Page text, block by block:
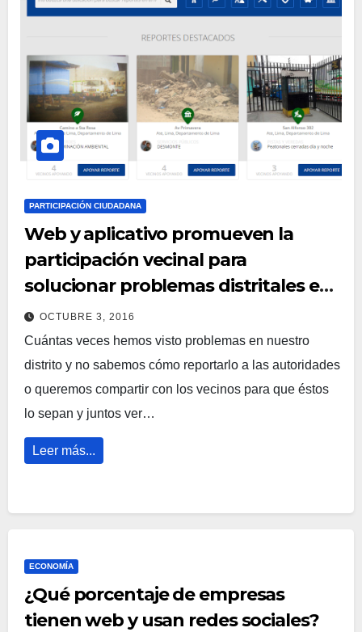
PARTICIPACIÓN CIUDADANA
Web y aplicativo promueven la
participación vecinal para
solucionar problemas distritales en
AteOCTUBRE 3, 2016
Cuántas veces hemos visto problemas en nuestro
distrito y no sabemos cómo reportarlo a las autoridades
o queremos compartir con los vecinos para que éstos
lo sepan y juntos ver…
Leer más...
ECONOMÍA
¿Qué porcentaje de empresas
tienen web y usan redes sociales?